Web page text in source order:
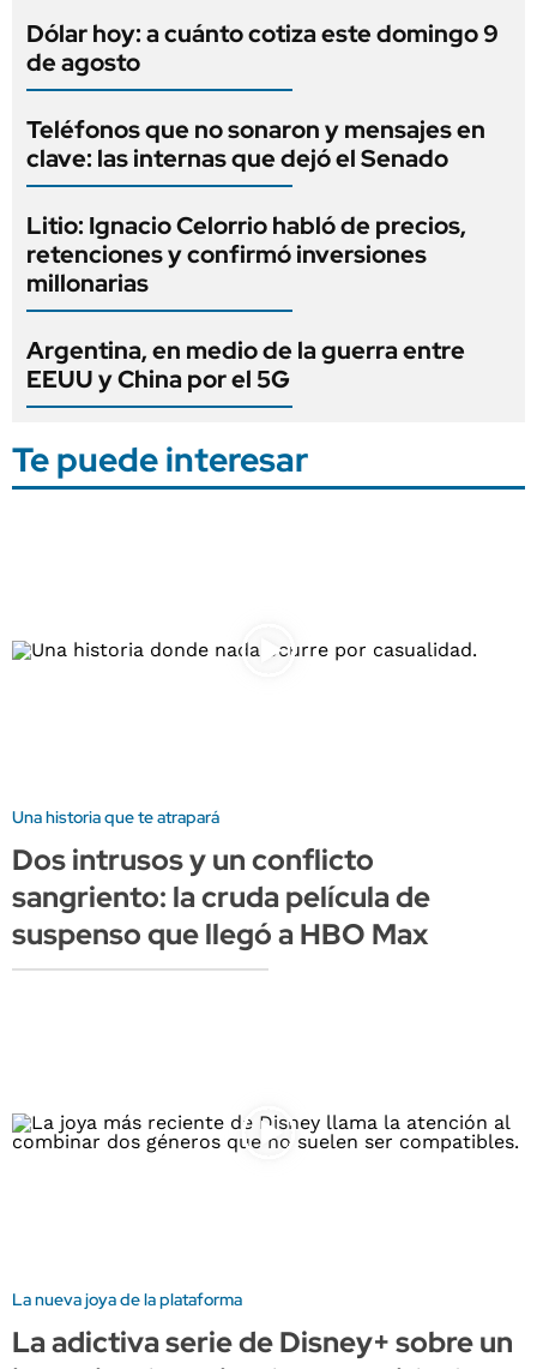
Dólar hoy: a cuánto cotiza este domingo 9
de agosto
Teléfonos que no sonaron y mensajes en
clave: las internas que dejó el Senado
Litio: Ignacio Celorrio habló de precios,
retenciones y confirmó inversiones
millonarias
Argentina, en medio de la guerra entre
EEUU y China por el 5G
Te puede interesar
Una historia que te atrapará
Dos intrusos y un conflicto
sangriento: la cruda película de
suspenso que llegó a HBO Max
La nueva joya de la plataforma
La adictiva serie de Disney+ sobre un